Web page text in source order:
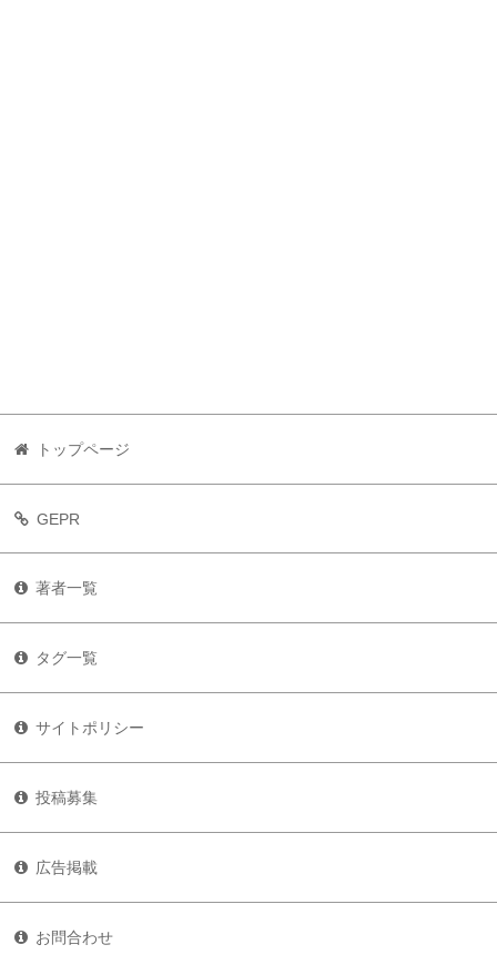
トップページ
GEPR
著者一覧
タグ一覧
サイトポリシー
投稿募集
広告掲載
お問合わせ